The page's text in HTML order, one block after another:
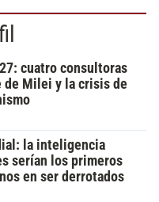
cuatro consultoras
de Milei y la crisis de
la inteligencia
serían los primeros
en ser derrotados